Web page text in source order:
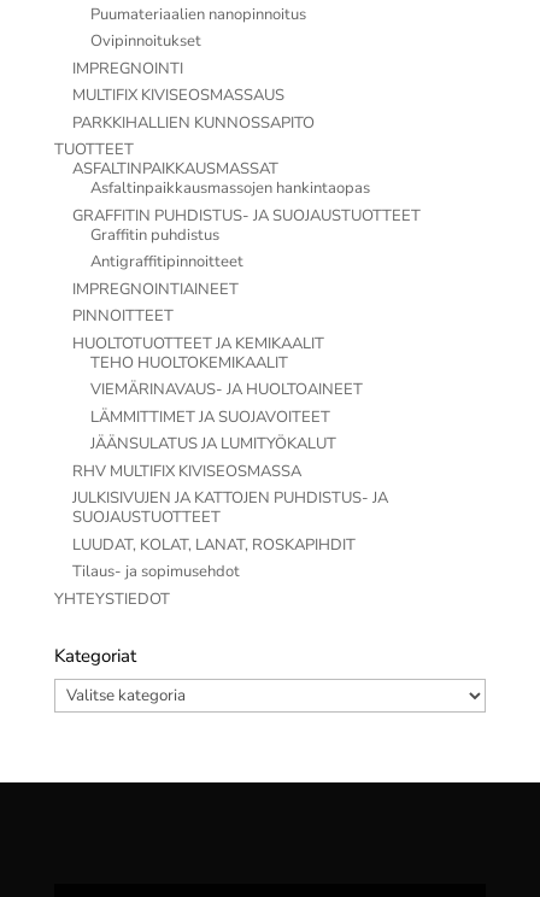
Puumateriaalien nanopinnoitus
Ovipinnoitukset
IMPREGNOINTI
MULTIFIX KIVISEOSMASSAUS
PARKKIHALLIEN KUNNOSSAPITO
TUOTTEET
ASFALTINPAIKKAUSMASSAT
Asfaltinpaikkausmassojen hankintaopas
GRAFFITIN PUHDISTUS- JA SUOJAUSTUOTTEET
Graffitin puhdistus
Antigraffitipinnoitteet
IMPREGNOINTIAINEET
PINNOITTEET
HUOLTOTUOTTEET JA KEMIKAALIT
TEHO HUOLTOKEMIKAALIT
VIEMÄRINAVAUS- JA HUOLTOAINEET
LÄMMITTIMET JA SUOJAVOITEET
JÄÄNSULATUS JA LUMITYÖKALUT
RHV MULTIFIX KIVISEOSMASSA
JULKISIVUJEN JA KATTOJEN PUHDISTUS- JA
SUOJAUSTUOTTEET
LUUDAT, KOLAT, LANAT, ROSKAPIHDIT
Tilaus- ja sopimusehdot
YHTEYSTIEDOT
Kategoriat
Kategoriat